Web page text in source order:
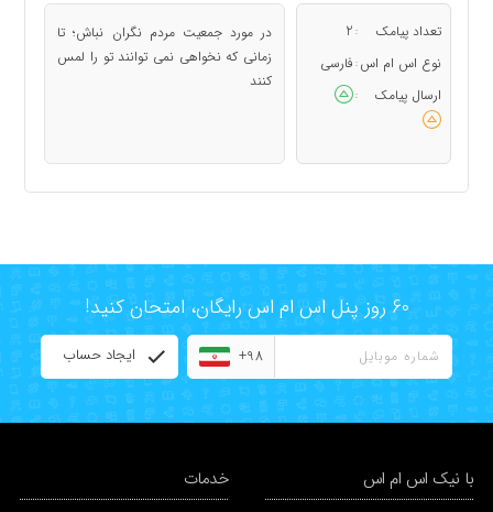
تعداد پیامک :
2
نوع اس ام اس : فارسی
ارسال پیامک
:
در مورد جمعیت مردم نگران نباش؛ تا
زمانی كه نخواهی نمی توانند تو را لمس
كنند
60 روز پنل اس ام اس رایگان، امتحان کنید!
+98 ایجاد حساب
با نیک اس ام اس خدمات